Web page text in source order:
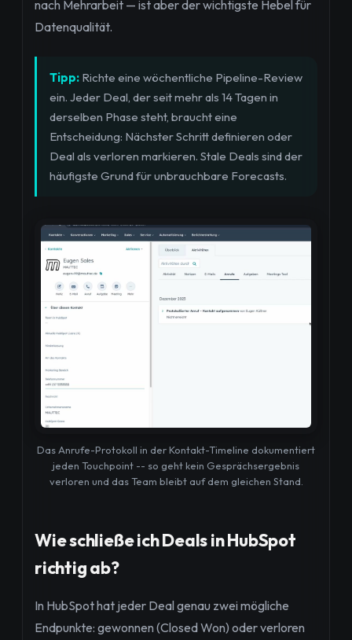
nach Mehrarbeit — ist aber der wichtigste Hebel für
Datenqualität.
Tipp: Richte eine wöchentliche Pipeline-Review
ein. Jeder Deal, der seit mehr als 14 Tagen in
derselben Phase steht, braucht eine
Entscheidung: Nächster Schritt definieren oder
Deal als verloren markieren. Stale Deals sind der
häufigste Grund für unbrauchbare Forecasts.
Das Anrufe-Protokoll in der Kontakt-Timeline dokumentiert
jeden Touchpoint -- so geht kein Gesprächsergebnis
verloren und das Team bleibt auf dem gleichen Stand.
Wie schließe ich Deals in HubSpot
richtig ab?
In HubSpot hat jeder Deal genau zwei mögliche
Endpunkte: gewonnen (Closed Won) oder verloren